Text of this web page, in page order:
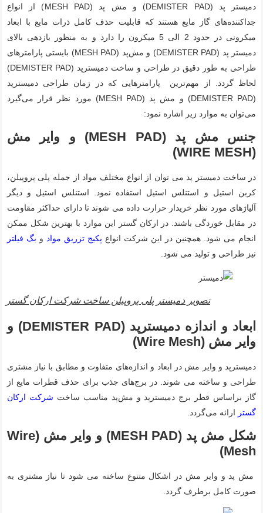
دمیستر پد (DEMISTER PAD) و مش پد (MESH PAD) از انواع
جداکننده‌های گاز مایع هستند که قابلیت حذف کامل ذرات مایع با ابعاد
میکرونی در حدود 2 الی 5 میکرون را دارد و به منظور بازدهی بالای
دمیستر پد (DEMISTER PAD) و مش‌پد (MESH PAD) بایستی پارامترهای
طراحی به طور دقیق در طراحی و ساخت دمیسترپد (DEMISTER PAD)
لحاظ گردد. از مهم‌‌ترین پارامترهایی که در زمان طراحی دمیسترپد
(DEMISTER PAD) و مش پد (MESH PAD) مورد نظر قرار می‌‌گیرد
می‌توان به موارد زیر اشاره نمود:
جنس مش پد (MESH PAD) و وایر مش
(WIRE MESH)
در ساخت دمیستر پد می توان از انواع مختلف مواد از جمله پلی پروپیلن،
کربن استیل و استنلس استیل استفاده نمود. استنلس استیل و دیگر
آلیاژهای مورد نظر خریدار حرارت داده می شوند تا دارای حداکثر مقاومت
در مقابل خوردگی باشند. در ارکان گستر این موارد با بهترین شکل ممکن
انجام می شود. همچنین در این شرکت انواع پکیج تزریق مواد و بگ فیلتر
نیز طراحی و تولید می شود.
تصویر دمیستر پلی پروپیلن ساخت شرکت ارکان گستر
ابعاد و اندازه دمیسترپد (DEMISTER PAD) و
وایر مش (Wire Mesh)
دمیسترپد و وایر مش در ابعاد و اندازه‌های متفاوت و مطابق با نیاز مشتری
طراحی و ساخته می شوند. در برج‌های جذب برای حذف قطرات مایع از
گاز براساس قطر برج دمیسترپد و مش‌پد مناسب ساخت شرکت ارکان
گستر ارائه می‌گردد.
شکل مش پد (MESH PAD) و وایر مش (Wire
Mesh)
مش پد و وایر مش در اشکال متنوع ساخته می شود تا نیاز مشتری به
صورت کامل برطرف گردد.